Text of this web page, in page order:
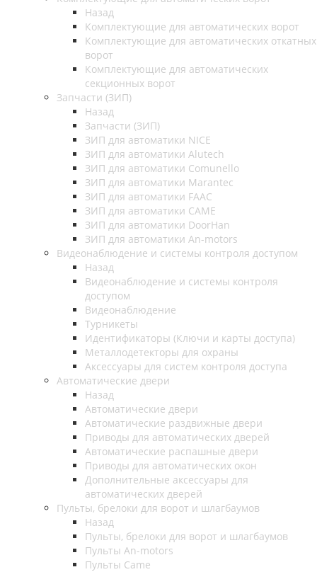
Назад
Комплектующие для автоматических ворот
Комплектующие для автоматических откатных
ворот
Комплектующие для автоматических
секционных ворот
Запчасти (ЗИП)
Назад
Запчасти (ЗИП)
ЗИП для автоматики NICE
ЗИП для автоматики Alutech
ЗИП для автоматики Comunello
ЗИП для автоматики Marantec
ЗИП для автоматики FAAC
ЗИП для автоматики CAME
ЗИП для автоматики DoorHan
ЗИП для автоматики An-motors
Видеонаблюдение и системы контроля доступом
Назад
Видеонаблюдение и системы контроля
доступом
Видеонаблюдение
Турникеты
Идентификаторы (Ключи и карты доступа)
Металлодетекторы для охраны
Аксессуары для систем контроля доступа
Автоматические двери
Назад
Автоматические двери
Автоматические раздвижные двери
Приводы для автоматических дверей
Автоматические распашные двери
Приводы для автоматических окон
Дополнительные аксессуары для
автоматических дверей
Пульты, брелоки для ворот и шлагбаумов
Назад
Пульты, брелоки для ворот и шлагбаумов
Пульты An-motors
Пульты Came